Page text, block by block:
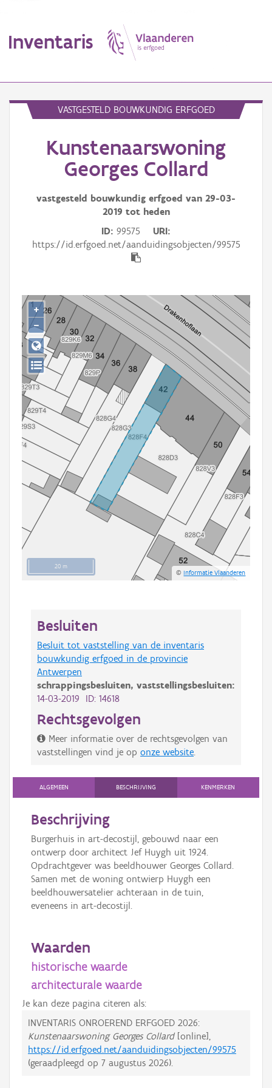
Inventaris
Erfgoedobject
Aanduidingsobject
Waarneming
Gebeurtenis
Downloads
Hergebruik
Aanmelden
VASTGESTELD BOUWKUNDIG ERFGOED
Kunstenaarswoning
Georges Collard
vastgesteld bouwkundig erfgoed van 29-03-
2019 tot heden
ID 99575
URI
https://id.erfgoed.net/aanduidingsobjecten/99575
20 m
©Informatie Vlaanderen
+
−
Besluiten
Besluit tot vaststelling van de inventaris
bouwkundig erfgoed in de provincie
Antwerpen
schrappingsbesluiten, vaststellingsbesluiten:
14-03-2019 ID: 14618
Rechtsgevolgen
Meer informatie over de rechtsgevolgen van
vaststellingen vind je op onze website
ALGEMEEN BESCHRIJVING KENMERKEN
Beschrijving
Burgerhuis in art-decostijl, gebouwd naar een
ontwerp door architect Jef Huygh uit 1924.
Opdrachtgever was beeldhouwer Georges Collard.
Samen met de woning ontwierp Huygh een
beeldhouwersatelier achteraan in de tuin,
eveneens in art-decostijl.
Waarden
historische waarde
architecturale waarde
Je kan deze pagina citeren als:
INVENTARIS ONROEREND ERFGOED 2026:
Kunstenaarswoning Georges Collard[online],
https://id.erfgoed.net/aanduidingsobjecten/99575
(geraadpleegd op 7 augustus 2026).